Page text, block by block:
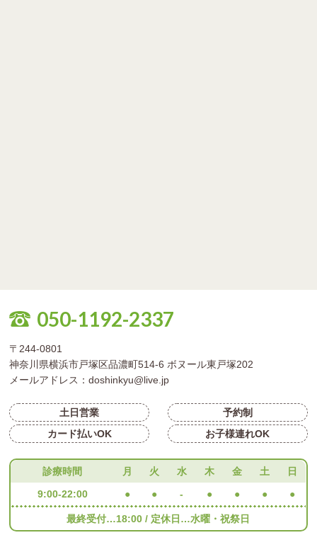
050-1192-2337
〒244-0801
神奈川県横浜市戸塚区品濃町514-6 ボヌール東戸塚202
メールアドレス：doshinkyu@live.jp
土日営業
予約制
カード払いOK
お子様連れOK
診療時間 月 火 水 木 金 土
日
9:00-22:00
● ● - ● ● ● ●
最終受付…18:00 / 定休日…水曜・祝祭日